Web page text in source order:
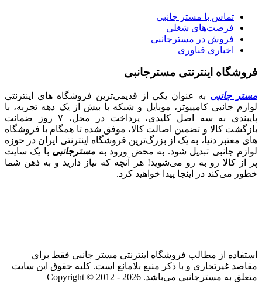
تماس با مستر جانبی
فرصت‌های شغلی
فروش در مسترجانبی
اخباری فناوری
فروشگاه اینترنتی مسترجانبی
مستر جانبی به عنوان یکی از قدیمی‌ترین فروشگاه های اینترنتی
لوازم جانبی کامپیوتر، موبایل و شبکه با بیش از یک دهه تجربه، با
پایبندی به سه اصل کلیدی، پرداخت در محل، ۷ روز ضمانت
بازگشت کالا و تضمین اصالت کالا، موفق شده تا همگام با فروشگاه‌
های معتبر دنیا، به یک از بزرگ‌ترین فروشگاه اینترنتی ایران در حوزه
لوازم جانبی تبدیل شود. به محض ورود به مسترجانبی با یک سایت
پر از کالا رو به رو می‌شوید! هر آنچه که نیاز دارید و به ذهن شما
خطور می‌کند در اینجا پیدا خواهید کرد.
استفاده از مطالب فروشگاه اینترنتی مستر جانبی فقط برای
مقاصد غیرتجاری و با ذکر منبع بلامانع است. کلیه حقوق این سایت
متعلق به مسترجانبی می‌باشد. Copyright © 2012 - 2026